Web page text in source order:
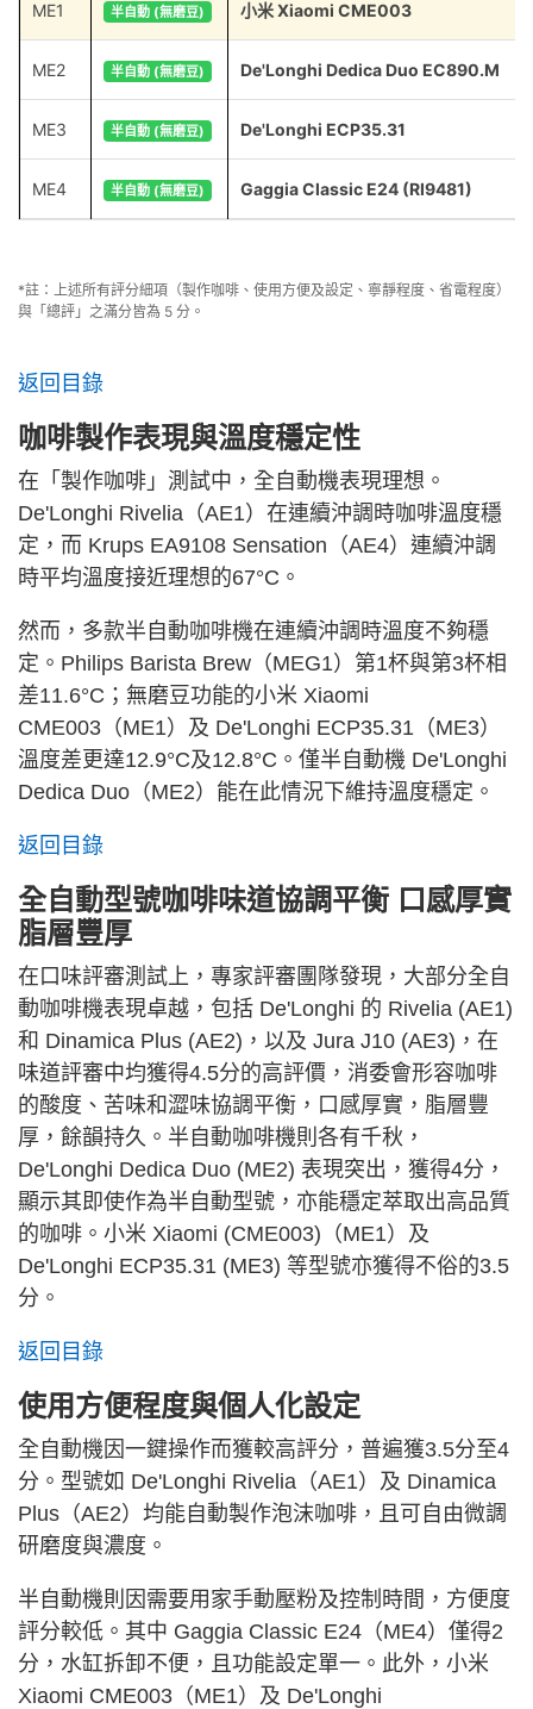
ME1 半自動 (無磨豆) 小米 Xiaomi CME003
ME2 半自動 (無磨豆) De'Longhi Dedica Duo EC890.M
ME3 半自動 (無磨豆) De'Longhi ECP35.31
ME4 半自動 (無磨豆) Gaggia Classic E24 (RI9481)
*註：上述所有評分細項（製作咖啡、使用方便及設定、寧靜程度、省電程度）
與「總評」之滿分皆為 5 分。
返回目錄
咖啡製作表現與溫度穩定性
在「製作咖啡」測試中，全自動機表現理想。
De'Longhi Rivelia（AE1）在連續沖調時咖啡溫度穩
定，而 Krups EA9108 Sensation（AE4）連續沖調
時平均溫度接近理想的67°C。
然而，多款半自動咖啡機在連續沖調時溫度不夠穩
定。Philips Barista Brew（MEG1）第1杯與第3杯相
差11.6°C；無磨豆功能的小米 Xiaomi
CME003（ME1）及 De'Longhi ECP35.31（ME3）
溫度差更達12.9°C及12.8°C。僅半自動機 De'Longhi
Dedica Duo（ME2）能在此情況下維持溫度穩定。
返回目錄
全自動型號咖啡味道協調平衡 口感厚實
脂層豐厚
在口味評審測試上，專家評審團隊發現，大部分全自
動咖啡機表現卓越，包括 De'Longhi 的 Rivelia (AE1)
和 Dinamica Plus (AE2)，以及 Jura J10 (AE3)，在
味道評審中均獲得4.5分的高評價，消委會形容咖啡
的酸度、苦味和澀味協調平衡，口感厚實，脂層豐
厚，餘韻持久。半自動咖啡機則各有千秋，
De'Longhi Dedica Duo (ME2) 表現突出，獲得4分，
顯示其即使作為半自動型號，亦能穩定萃取出高品質
的咖啡。小米 Xiaomi (CME003)（ME1）及
De'Longhi ECP35.31 (ME3) 等型號亦獲得不俗的3.5
分。
返回目錄
使用方便程度與個人化設定
全自動機因一鍵操作而獲較高評分，普遍獲3.5分至4
分。型號如 De'Longhi Rivelia（AE1）及 Dinamica
Plus（AE2）均能自動製作泡沫咖啡，且可自由微調
研磨度與濃度。
半自動機則因需要用家手動壓粉及控制時間，方便度
評分較低。其中 Gaggia Classic E24（ME4）僅得2
分，水缸拆卸不便，且功能設定單一。此外，小米
Xiaomi CME003（ME1）及 De'Longhi